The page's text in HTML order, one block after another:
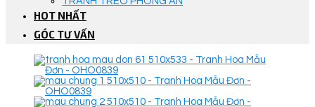
HOT NHẤT
GÓC TƯ VẤN